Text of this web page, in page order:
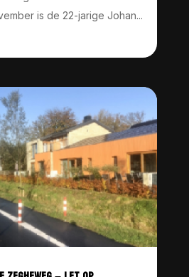
is de 22-jarige Johan...